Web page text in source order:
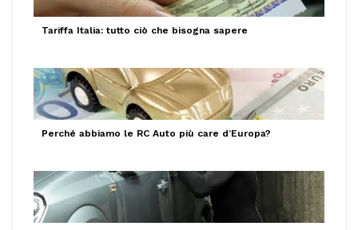
Tariffa Italia: tutto ciò che bisogna sapere
Perché abbiamo le RC Auto più care d’Europa?